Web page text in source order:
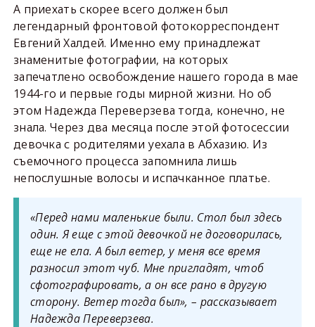
А приехать скорее всего должен был
легендарный фронтовой фотокорреспондент
Евгений Халдей. Именно ему принадлежат
знаменитые фотографии, на которых
запечатлено освобождение нашего города в мае
1944-го и первые годы мирной жизни. Но об
этом Надежда Переверзева тогда, конечно, не
знала. Через два месяца после этой фотосессии
девочка с родителями уехала в Абхазию. Из
съемочного процесса запомнила лишь
непослушные волосы и испачканное платье.
«Перед нами маленькие были. Стол был здесь
один. Я еще с этой девочкой не договорилась,
еще не ела. А был ветер, у меня все время
разносил этот чуб. Мне пригладят, чтоб
сфотографировать, а он все рано в другую
сторону. Ветер тогда был», – рассказывает
Надежда Переверзева.